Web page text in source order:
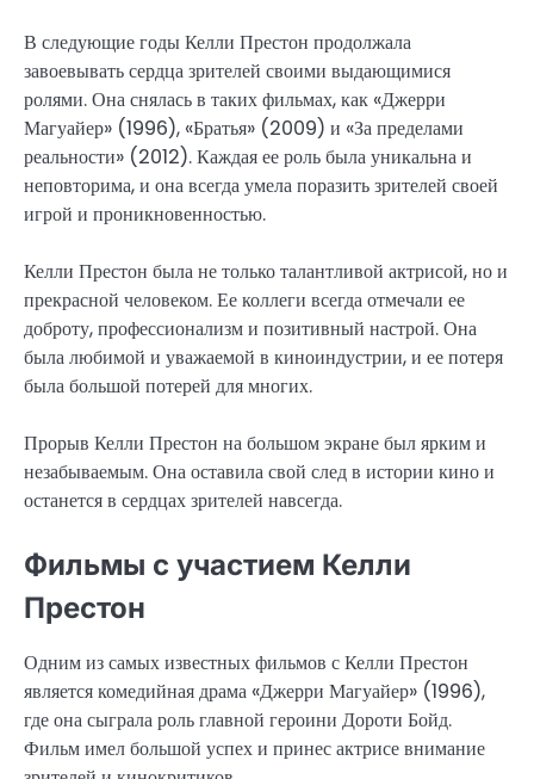
В следующие годы Келли Престон продолжала
завоевывать сердца зрителей своими выдающимися
ролями. Она снялась в таких фильмах, как «Джерри
Магуайер» (1996), «Братья» (2009) и «За пределами
реальности» (2012). Каждая ее роль была уникальна и
неповторима, и она всегда умела поразить зрителей своей
игрой и проникновенностью.
Келли Престон была не только талантливой актрисой, но и
прекрасной человеком. Ее коллеги всегда отмечали ее
доброту, профессионализм и позитивный настрой. Она
была любимой и уважаемой в киноиндустрии, и ее потеря
была большой потерей для многих.
Прорыв Келли Престон на большом экране был ярким и
незабываемым. Она оставила свой след в истории кино и
останется в сердцах зрителей навсегда.
Фильмы с участием Келли
Престон
Одним из самых известных фильмов с Келли Престон
является комедийная драма «Джерри Магуайер» (1996),
где она сыграла роль главной героини Дороти Бойд.
Фильм имел большой успех и принес актрисе внимание